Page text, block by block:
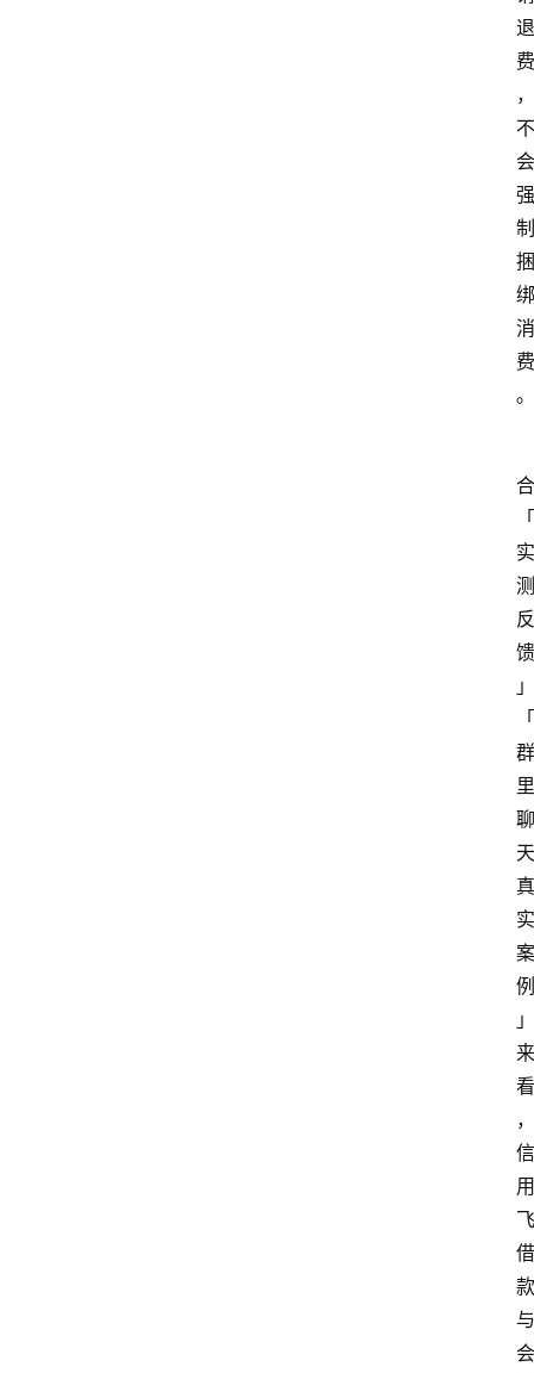
退
费
，
不
会
强
制
捆
绑
消
费
。
合
「
实
测
反
馈
」
「
群
里
聊
天
真
实
案
例
」
来
看
，
信
用
飞
借
款
与
会